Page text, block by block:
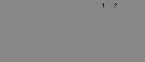
You're
1 Página
2